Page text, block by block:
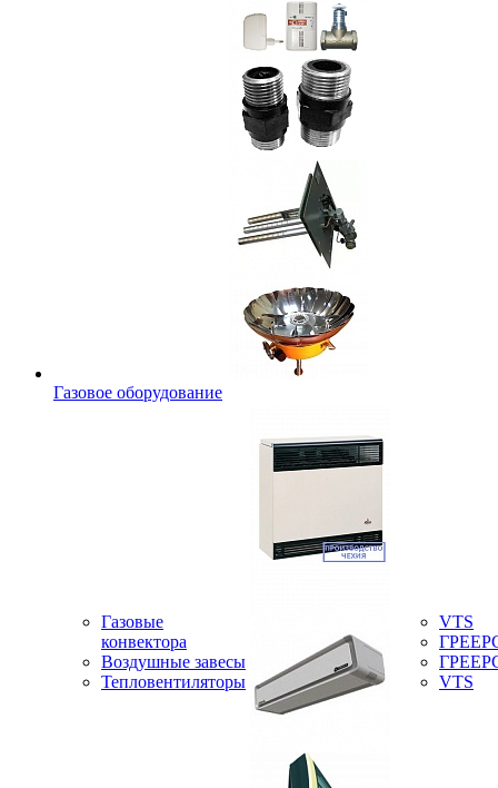
Газовое оборудование
Газовые
конвектора
Воздушные завесы
Тепловентиляторы
VTS
VTS